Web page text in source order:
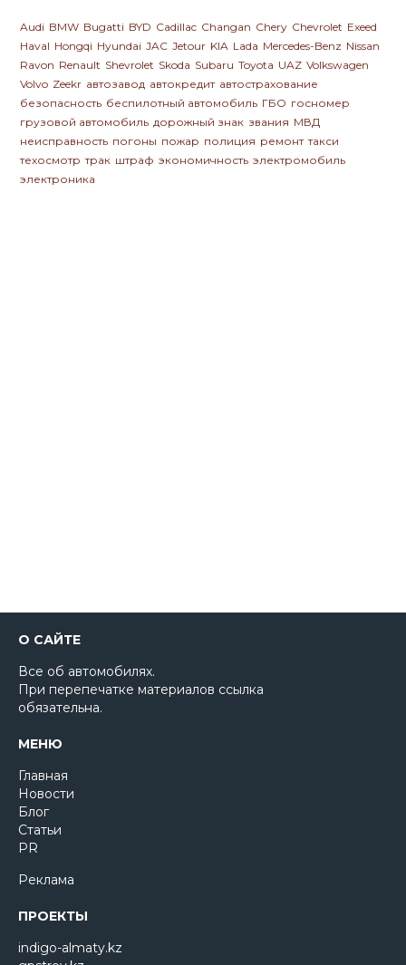
Audi BMW Bugatti BYD Cadillac Changan Chery Chevrolet Exeed
Haval Hongqi Hyundai JAC Jetour KIA Lada Mercedes-Benz Nissan
Ravon Renault Shevrolet Skoda Subaru Toyota UAZ Volkswagen
Volvo Zeekr автозавод автокредит автострахование
безопасность беспилотный автомобиль ГБО госномер
грузовой автомобиль дорожный знак звания МВД
неисправность погоны пожар полиция ремонт такси
техосмотр трак штраф экономичность электромобиль
электроника
О САЙТЕ
Все об автомобилях.
При перепечатке материалов ссылка
обязательна.
МЕНЮ
Главная
Новости
Блог
Статьи
PR
Реклама
ПРОЕКТЫ
indigo-almaty.kz